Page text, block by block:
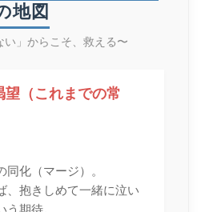
地図
い」からこそ、救える〜
（これまでの常
化（マージ）。
、抱きしめて一緒に泣い